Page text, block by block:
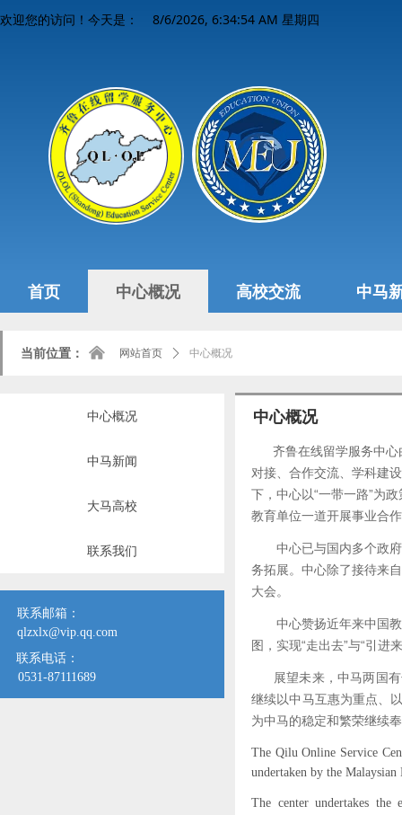
8/6/2026, 6:34:55 AM 星期四
欢迎您的访问！今天是：
首页 中心概况 高校交流 中马
中心概况
中马新闻
大马高校
联系我们
联系邮箱：
0531-87111689
qlzxlx@vip.qq.com
联系电话：
中心概况
齐鲁在线留学服务中
对接、合作交流、学科建
下，中心以“一带一路”为
教育单位一道开展事业合
中心已与国内多个政府
务拓展。中心除了接待来
大会。
中心赞扬近年来中国教
图，实现“走出去”与“引进
展望未来，中马两国有
继续以中马互惠为重点、
为中马的稳定和繁荣继续
The Qilu Online Service
undertaken by the
The center undertakes the
网站首页 ꄲ 中心概况
当前位置： 낀